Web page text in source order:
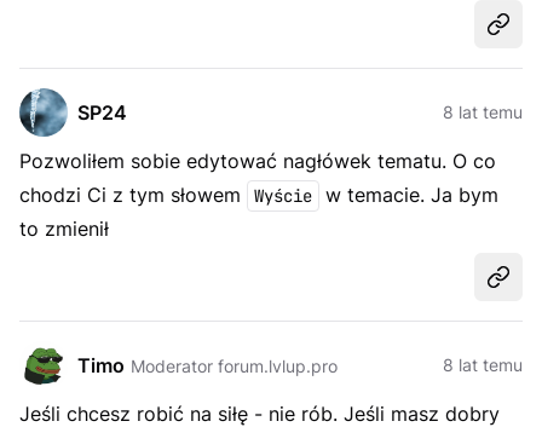
SP24 8 lat temu
Pozwoliłem sobie edytować nagłówek tematu. O co
chodzi Ci z tym słowem
Wyście
w temacie. Ja bym
to zmienił
Timo Moderator forum.lvlup.pro 8 lat temu
Jeśli chcesz robić na siłę - nie rób. Jeśli masz dobry